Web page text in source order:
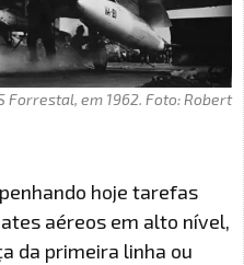
Forrestal, em 1962. Foto: Robert
hoje tarefas
aéreos em alto nível,
da primeira linha ou